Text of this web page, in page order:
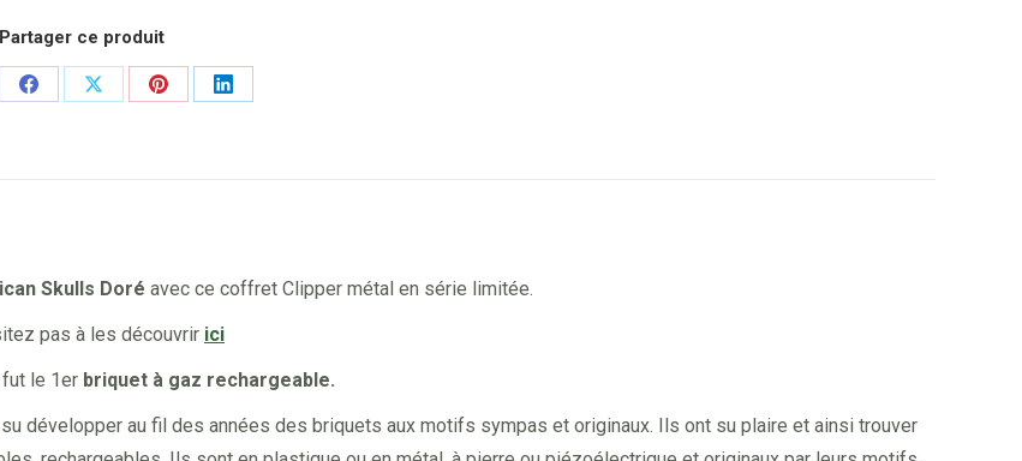
Partager ce produit
Share
Share
Share
Share
Skulls Doré avec ce coffret Clipper métal en série limitée.
pas à les découvrir ici
le 1er briquet à gaz rechargeable.
développer au fil des années des briquets aux motifs sympas et originaux. Ils ont su plaire et ainsi trouver